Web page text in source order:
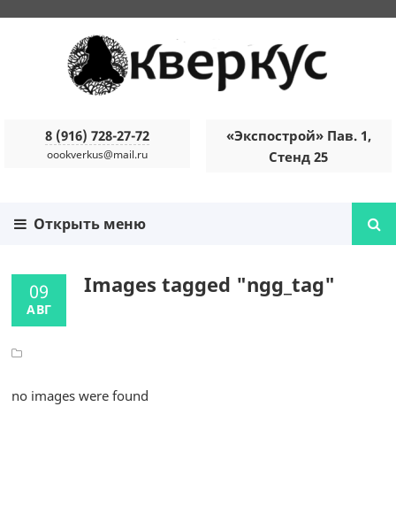
8 (916) 728-27-72
oookverkus@mail.ru
«Экспострой» Пав. 1,
Стенд 25
Открыть меню
09
АВГ
Images tagged "ngg_tag"
no images were found